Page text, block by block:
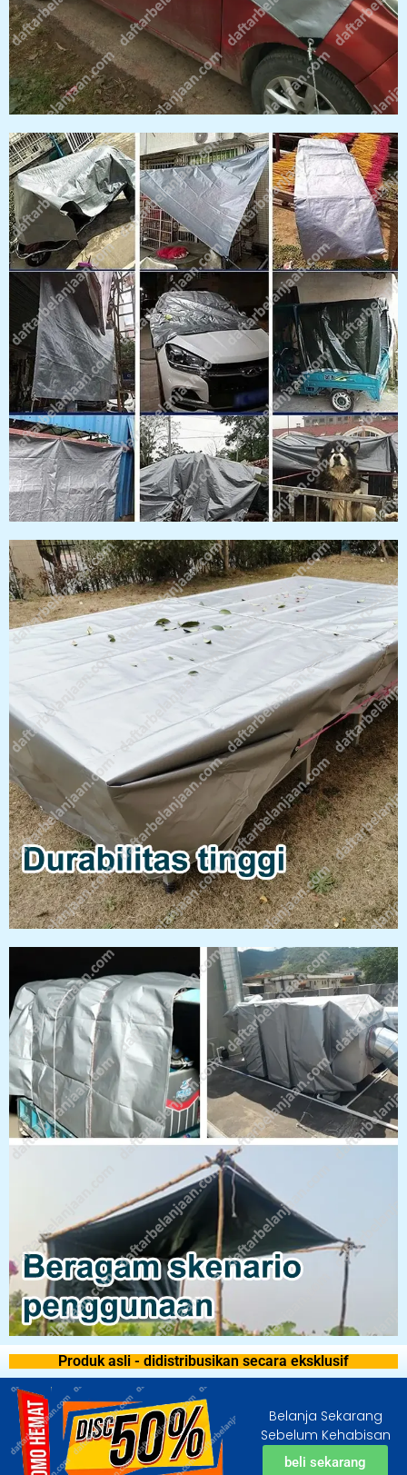
Produk asli - didistribusikan secara eksklusif
Belanja Sekarang
Sebelum Kehabisan
beli sekarang